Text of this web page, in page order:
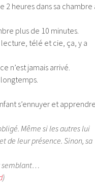
2 heures dans sa chambre
plus de 10 minutes.
lecture, télé et cie, ça, y a
n’est jamais arrivé.
s’ennuyer et
Même si les autres lui
de leur présence. Sinon, sa
semblant…
)